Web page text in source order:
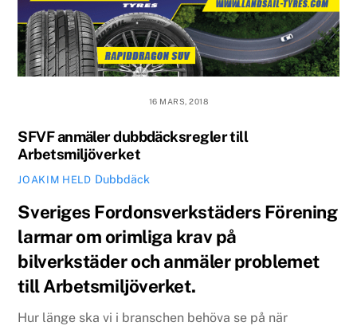
16 MARS, 2018
SFVF anmäler dubbdäcksregler till
Arbetsmiljöverket
JOAKIM HELD Dubbdäck
Sveriges Fordonsverkstäders Förening
larmar om orimliga krav på
bilverkstäder och anmäler problemet
till Arbetsmiljöverket.
Hur länge ska vi i branschen behöva se på när